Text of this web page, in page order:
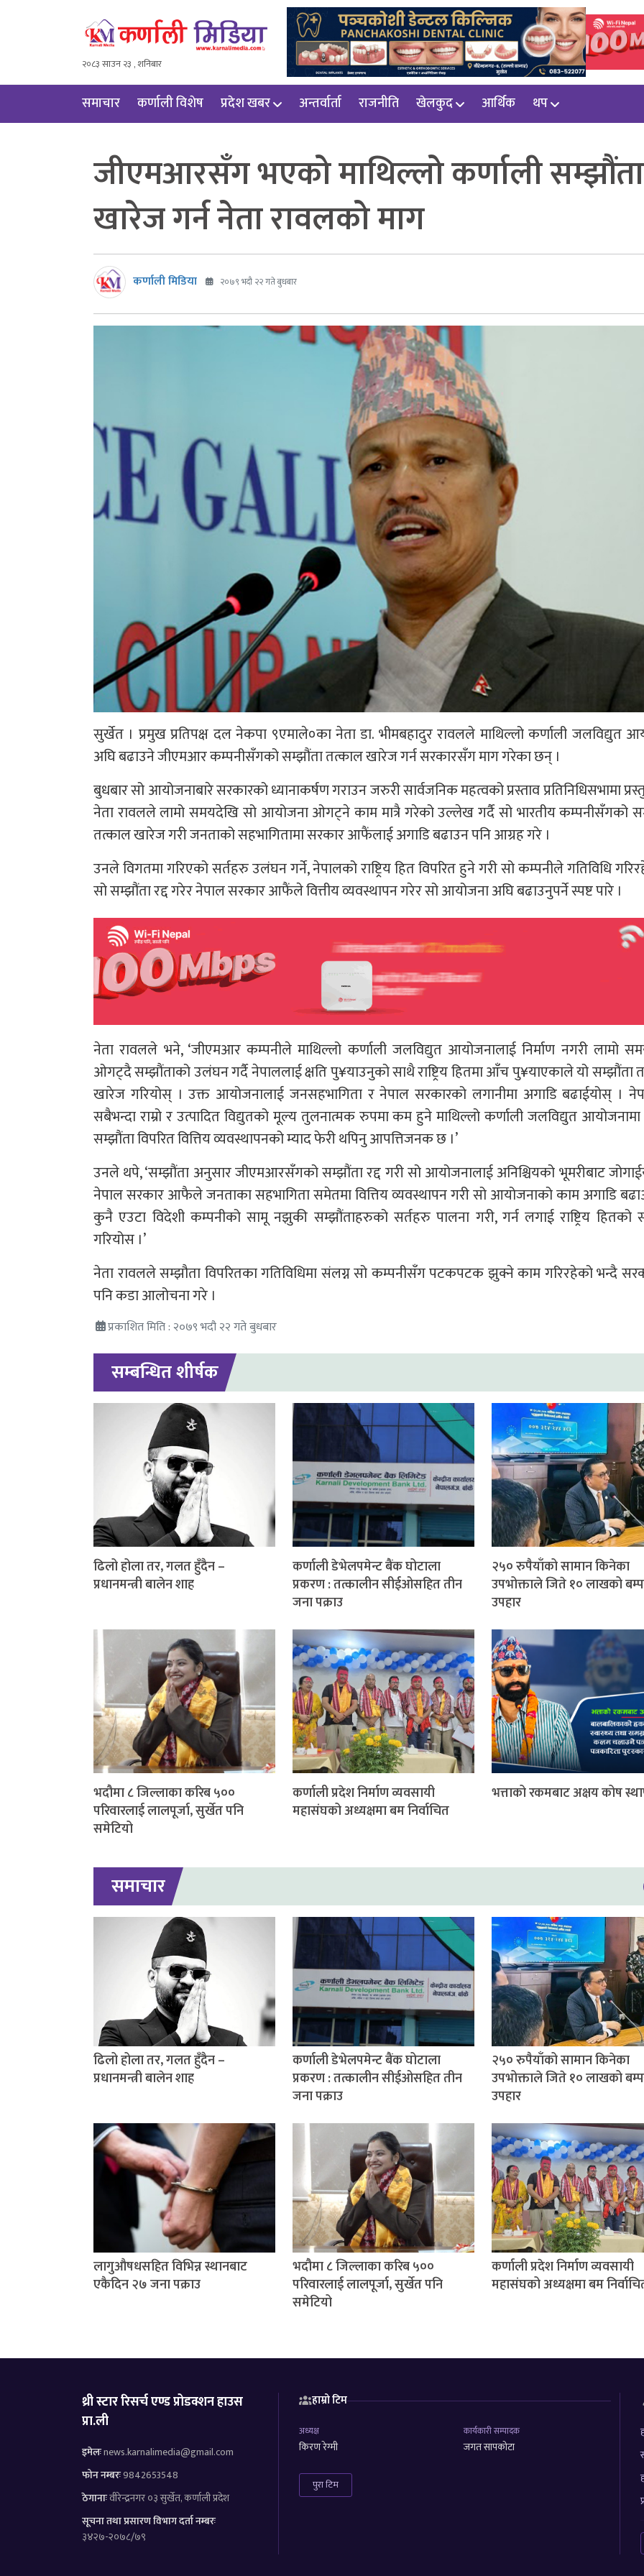
२०८३ साउन २३ , शनिबार
समाचार कर्णाली विशेष प्रदेश खबर अन्तर्वार्ता राजनीति खेलकुद आर्थिक थप
जीएमआरसँग भएको माथिल्लो कर्णाली सम्झौंता
खारेज गर्न नेता रावलको माग
कर्णाली मिडिया २०७९ भदौ २२ गते बुधबार
सुर्खेत । प्रमुख प्रतिपक्ष दल नेकपा ९एमाले०का नेता डा. भीमबहादुर रावलले माथिल्लो कर्णाली जलविद्युत
अघि बढाउने जीएमआर कम्पनीसँगको सम्झौंता तत्काल खारेज गर्न सरकारसँग माग गरेका छन् ।
बुधबार सो आयोजनाबारे सरकारको ध्यानाकर्षण गराउन जरुरी सार्वजनिक महत्वको प्रस्ताव प्रतिनिधिसभामा
नेता रावलले लामो समयदेखि सो आयोजना ओगट्ने काम मात्रै गरेको उल्लेख गर्दै सो भारतीय कम्पनीसँगको
तत्काल खारेज गरी जनताको सहभागितामा सरकार आफैंलाई अगाडि बढाउन पनि आग्रह गरे ।
उनले विगतमा गरिएको सर्तहरु उलंघन गर्ने, नेपालको राष्ट्रिय हित विपरित हुने गरी सो कम्पनीले गतिविधि
सो सम्झौंता रद्द गरेर नेपाल सरकार आफैंले वित्तीय व्यवस्थापन गरेर सो आयोजना अघि बढाउनुपर्ने स्पष्ट पारे ।
नेता रावलले भने, ‘जीएमआर कम्पनीले माथिल्लो कर्णाली जलविद्युत आयोजनालाई निर्माण नगरी लामो
ओगट्दै सम्झौंताको उलंघन गर्दै नेपाललाई क्षति पु¥याउनुको साथै राष्ट्रिय हितमा आँच पु¥याएकाले यो सम्झौंता
खारेज गरियोस् । उक्त आयोजनालाई जनसहभागिता र नेपाल सरकारको लगानीमा अगाडि बढाईयोस् ।
सबैभन्दा राम्रो र उत्पादित विद्युतको मूल्य तुलनात्मक रुपमा कम हुने माथिल्लो कर्णाली जलविद्युत
सम्झौंता विपरित वित्तिय व्यवस्थापनको म्याद फेरी थपिनु आपत्तिजनक छ ।’
उनले थपे, ‘सम्झौंता अनुसार जीएमआरसँगको सम्झौंता रद्द गरी सो आयोजनालाई अनिश्चियको भूमरीबाट
नेपाल सरकार आफैले जनताका सहभागिता समेतमा वित्तिय व्यवस्थापन गरी सो आयोजनाको काम अगाडि
कुनै एउटा विदेशी कम्पनीको सामू नझुकी सम्झौंताहरुको सर्तहरु पालना गरी, गर्न लगाई राष्ट्रिय हितको
गरियोस ।’
नेता रावलले सम्झौता विपरितका गतिविधिमा संलग्न सो कम्पनीसँग पटकपटक झुक्ने काम गरिरहेको भन्दै
पनि कडा आलोचना गरे ।
प्रकाशित मिति : २०७९ भदौ २२ गते बुधबार
सम्बन्धित शीर्षक
ढिलो होला तर, गलत हुँदैन –
प्रधानमन्त्री बालेन शाह
कर्णाली डेभेलपमेन्ट बैंक घोटाला
प्रकरण : तत्कालीन सीईओसहित तीन
जना पक्राउ
२५० रुपैयाँको सामान किनेका
उपभोक्ताले जिते १० लाखको
उपहार
भदौमा ८ जिल्लाका करिब ५००
परिवारलाई लालपूर्जा, सुर्खेत पनि
समेटियो
कर्णाली प्रदेश निर्माण व्यवसायी
महासंघको अध्यक्षमा बम निर्वाचित
भत्ताको रकमबाट अक्षय कोष
समाचार
ढिलो होला तर, गलत हुँदैन –
प्रधानमन्त्री बालेन शाह
कर्णाली डेभेलपमेन्ट बैंक घोटाला
प्रकरण : तत्कालीन सीईओसहित तीन
जना पक्राउ
२५० रुपैयाँको सामान किनेका
उपभोक्ताले जिते १० लाखको
उपहार
लागुऔषधसहित विभिन्न स्थानबाट
एकैदिन २७ जना पक्राउ
भदौमा ८ जिल्लाका करिब ५००
परिवारलाई लालपूर्जा, सुर्खेत पनि
समेटियो
कर्णाली प्रदेश निर्माण व्यवसायी
महासंघको अध्यक्षमा बम
थ्री स्टार रिसर्च एण्ड प्रोडक्शन हाउस
प्रा.ली
इमेलःnews.karnalimedia@gmail.com
फोन नम्बरः9842653548
ठेगानाःवीरेन्द्रनगर ०३ सुर्खेत, कर्णाली प्रदेश
सूचना तथा प्रसारण विभाग दर्ता नम्बरः
३४२७-२०७८/७९
हाम्रो टिम
अध्यक्ष
किरण रेग्मी
कार्यकारी सम्पादक
जगत सापकोटा
पुरा टिम